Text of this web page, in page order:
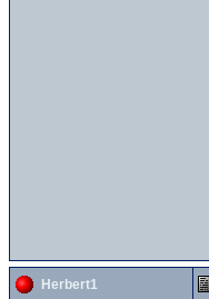
Herbert1